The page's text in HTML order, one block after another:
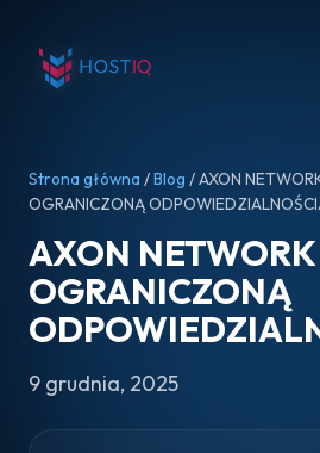
Strona główna /Blog / AXON
OGRANICZONĄ
AXON
OGRANICZONĄ
9 grudnia, 2025